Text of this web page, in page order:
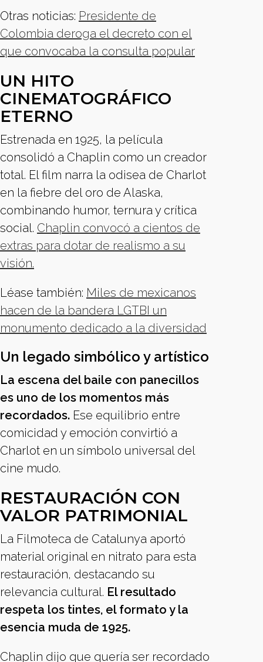
Otras noticias: Presidente de
Colombia deroga el decreto con el
que convocaba la consulta popular
UN HITO
CINEMATOGRÁFICO
ETERNO
Estrenada en 1925, la película
consolidó a Chaplin como un creador
total. El film narra la odisea de Charlot
en la fiebre del oro de Alaska,
combinando humor, ternura y crítica
social. Chaplin convocó a cientos de
extras para dotar de realismo a su
visión.
Léase también: Miles de mexicanos
hacen de la bandera LGTBI un
monumento dedicado a la diversidad
Un legado simbólico y artístico
La escena del baile con panecillos
es uno de los momentos más
recordados. Ese equilibrio entre
comicidad y emoción convirtió a
Charlot en un símbolo universal del
cine mudo.
RESTAURACIÓN CON
VALOR PATRIMONIAL
La Filmoteca de Catalunya aportó
material original en nitrato para esta
restauración, destacando su
relevancia cultural. El resultado
respeta los tintes, el formato y la
esencia muda de 1925.
Chaplin dijo que quería ser recordado